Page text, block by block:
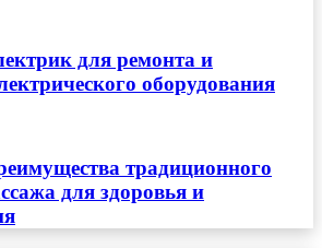
для ремонта и
оборудования
традиционного
для здоровья и